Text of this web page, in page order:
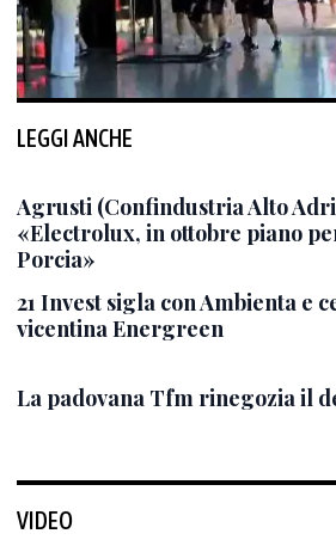
LEGGI ANCHE
Agrusti (Confindustria Alto
«Electrolux, in ottobre piano
Porcia»
21 Invest sigla con Ambienta e
vicentina Energreen
La padovana Tfm rinegozia il
VIDEO